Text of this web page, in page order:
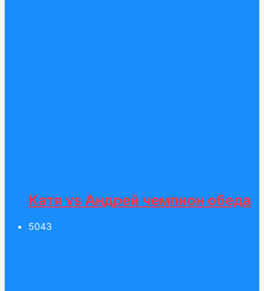
Катя vs Андрей чемпион обеда
5043